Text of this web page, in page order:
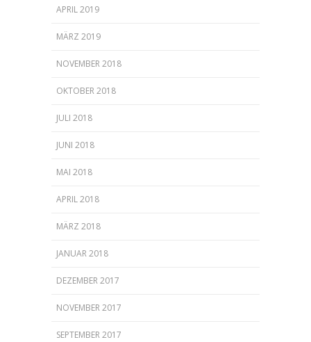
APRIL 2019
MÄRZ 2019
NOVEMBER 2018
OKTOBER 2018
JULI 2018
JUNI 2018
MAI 2018
APRIL 2018
MÄRZ 2018
JANUAR 2018
DEZEMBER 2017
NOVEMBER 2017
SEPTEMBER 2017